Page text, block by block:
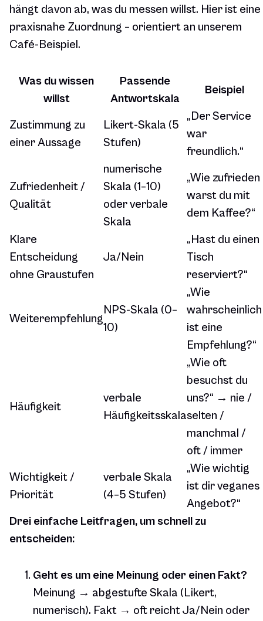
hängt davon ab, was du messen willst. Hier ist eine
praxisnahe Zuordnung – orientiert an unserem
Café-Beispiel.
Was du wissen
willst
Passende
Antwortskala
Beispiel
Zustimmung zu
einer Aussage
Likert-Skala (5
Stufen)
„Der Service
war
freundlich.“
Zufriedenheit /
Qualität
numerische
Skala (1–10)
oder verbale
Skala
„Wie zufrieden
warst du mit
dem Kaffee?“
Klare
Entscheidung
ohne Graustufen
Ja/Nein
„Hast du einen
Tisch
reserviert?“
Weiterempfehlung
NPS-Skala (0–
10)
„Wie
wahrscheinlich
ist eine
Empfehlung?“
Häufigkeit
verbale
Häufigkeitsskala
„Wie oft
besuchst du
uns?“ → nie /
selten /
manchmal /
oft / immer
Wichtigkeit /
Priorität
verbale Skala
(4–5 Stufen)
„Wie wichtig
ist dir veganes
Angebot?“
Drei einfache Leitfragen, um schnell zu
entscheiden:
Geht es um eine Meinung oder einen Fakt?
Meinung → abgestufte Skala (Likert,
numerisch). Fakt → oft reicht Ja/Nein oder